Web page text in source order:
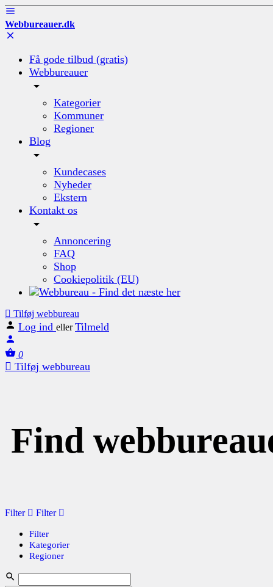
Webbureauer.dk
Få gode tilbud (gratis)
Webbureauer
Kategorier
Kommuner
Regioner
Blog
Kundecases
Nyheder
Ekstern
Kontakt os
Annoncering
FAQ
Shop
Cookiepolitik (EU)
Tilføj webbureau
Log ind eller Tilmeld
0
Tilføj webbureau
Find
Filter Filter
Filter
Kategorier
Regioner